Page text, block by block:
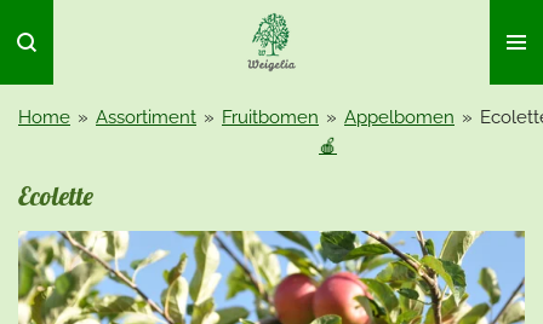
direct
naar
de
Home » Assortiment » Fruitbomen » Appelbomen
🍎
»
Ecolette